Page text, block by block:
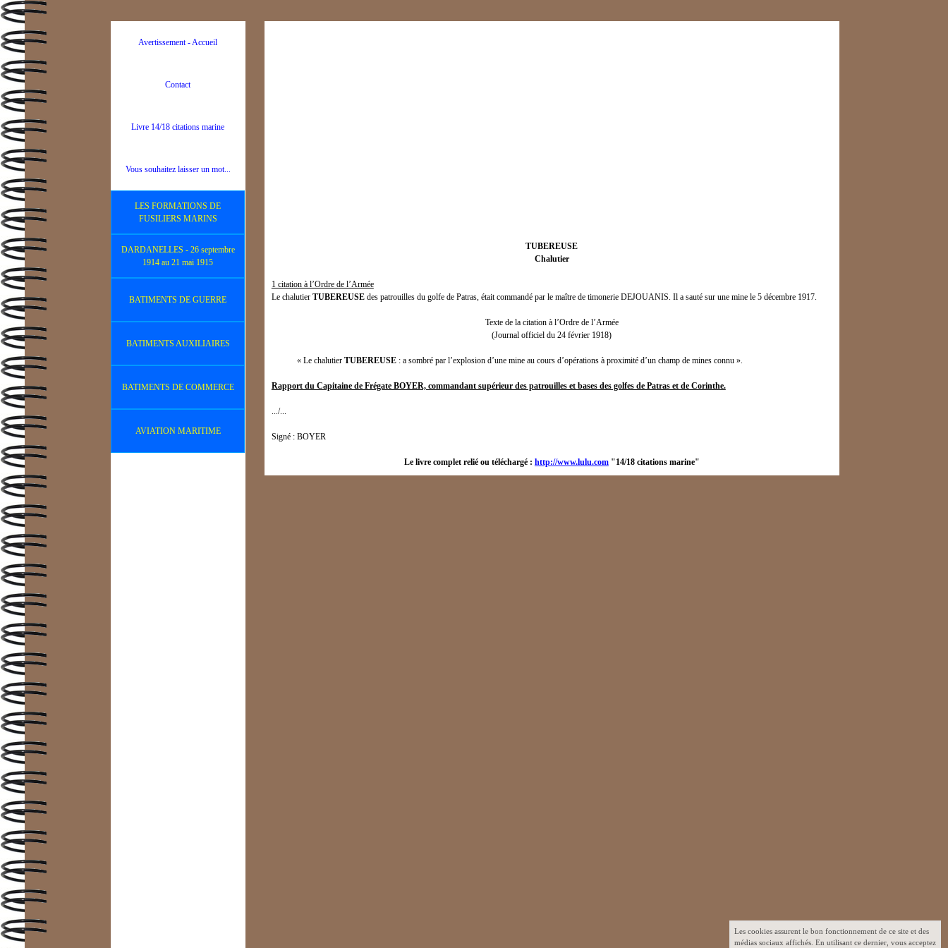
Avertissement - Accueil
Contact
Livre 14/18 citations marine
Vous souhaitez laisser un mot...
LES FORMATIONS DE
FUSILIERS MARINS
DARDANELLES - 26 septembre
1914 au 21 mai 1915
BATIMENTS DE GUERRE
BATIMENTS AUXILIAIRES
BATIMENTS DE COMMERCE
AVIATION MARITIME
TUBEREUSE
Chalutier
1 citation à l’Ordre de l’Armée
Le chalutier TUBEREUSEdes patrouilles du golfe de Patras, était commandé par le maître de timonerie DEJOUANIS. Il a sauté sur une mine le 5 décembre 1917.
Texte de la citation à l’Ordre de l’Armée
(Journal officiel du 24 février 1918)
« Le chalutier TUBEREUSE: a sombré par l’explosion d’une mine au cours d’opérations à proximité d’un champ de mines connu ».
Rapport du Capitaine de Frégate BOYER, commandant supérieur des patrouilles et bases des golfes de Patras et de Corinthe.
.../...
Signé : BOYER
Le livre complet relié ou téléchargé : http://www.lulu.com"14/18 citations marine"
Les cookies assurent le bon fonctionnement de ce site et des
médias sociaux affichés. En utilisant ce dernier, vous acceptez